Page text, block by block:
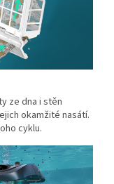
ze dna i stěn
okamžité nasátí.
cyklu.